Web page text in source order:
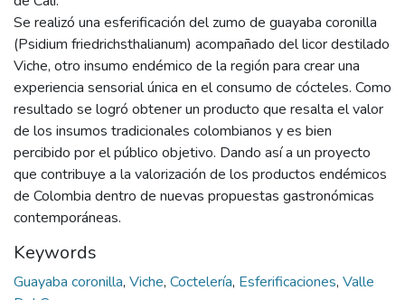
Se realizó una esferificación del zumo de guayaba coronilla
(Psidium friedrichsthalianum) acompañado del licor destilado
Viche, otro insumo endémico de la región para crear una
experiencia sensorial única en el consumo de cócteles. Como
resultado se logró obtener un producto que resalta el valor
de los insumos tradicionales colombianos y es bien
percibido por el público objetivo. Dando así a un proyecto
que contribuye a la valorización de los productos endémicos
de Colombia dentro de nuevas propuestas gastronómicas
contemporáneas.
Keywords
Guayaba coronilla, Viche, Coctelería, Esferificaciones, Valle